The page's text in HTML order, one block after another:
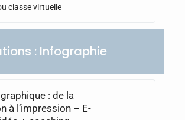
classe virtuelle
: Infographie
: de la
à l’impression – E-